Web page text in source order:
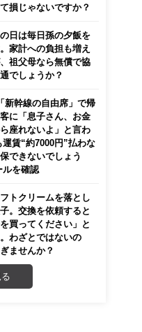
損じゃないですか？
日は毎日孫の夕飯を
家計への負担も増え
祖父母なら無償で協
でしょうか？
新幹線の自由席」で帰
に「息子さん、お金
座れないよ」と言わ
賃“約7000円”払わな
できないでしょう
ルを確認
トクリームを落とし
。交換を依頼すると
買ってください」と
わざとではないの
ませんか？